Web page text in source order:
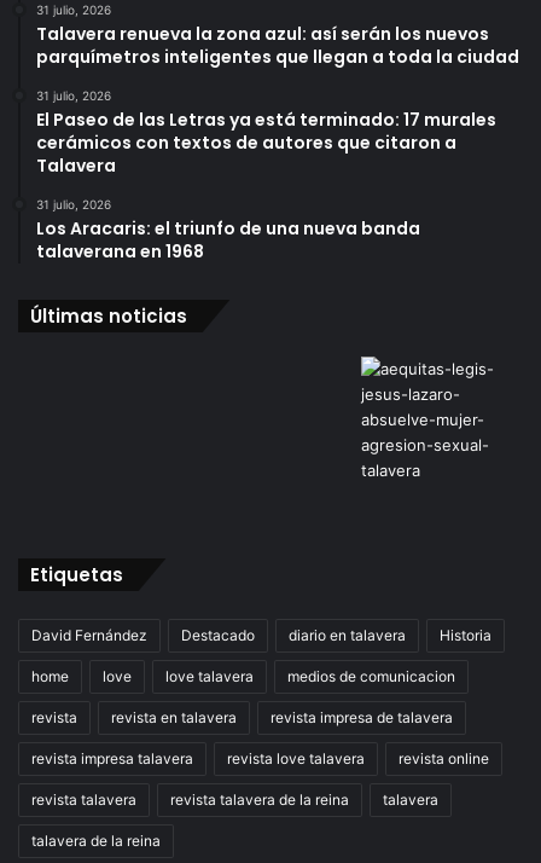
31 julio, 2026
Talavera renueva la zona azul: así serán los nuevos
parquímetros inteligentes que llegan a toda la ciudad
31 julio, 2026
El Paseo de las Letras ya está terminado: 17 murales
cerámicos con textos de autores que citaron a
Talavera
31 julio, 2026
Los Aracaris: el triunfo de una nueva banda
talaverana en 1968
Últimas noticias
Etiquetas
David Fernández Destacado diario en talavera Historia
home love love talavera medios de comunicacion
revista revista en talavera revista impresa de talavera
revista impresa talavera revista love talavera revista online
revista talavera revista talavera de la reina talavera
talavera de la reina